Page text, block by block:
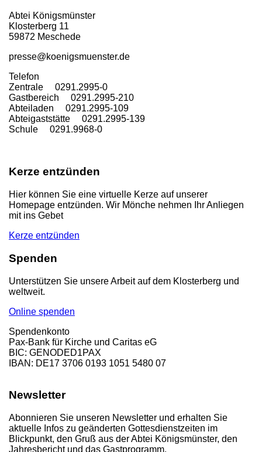
Abtei Königsmünster
Klosterberg 11
59872 Meschede
presse@koenigsmuenster.de
Telefon
Zentrale 0291.2995-0
Gastbereich 0291.2995-210
Abteiladen 0291.2995-109
Abteigaststätte 0291.2995-139
Schule 0291.9968-0
Kerze entzünden
Hier können Sie eine virtuelle Kerze auf unserer
Homepage entzünden. Wir Mönche nehmen Ihr Anliegen
mit ins Gebet
Kerze entzünden
Spenden
Unterstützen Sie unsere Arbeit auf dem Klosterberg und
weltweit.
Online spenden
Spendenkonto
Pax-Bank für Kirche und Caritas eG
BIC: GENODED1PAX
IBAN: DE17 3706 0193 1051 5480 07
Newsletter
Abonnieren Sie unseren Newsletter und erhalten Sie
aktuelle Infos zu geänderten Gottesdienstzeiten im
Blickpunkt, den Gruß aus der Abtei Königsmünster, den
Jahresbericht und das Gastprogramm.